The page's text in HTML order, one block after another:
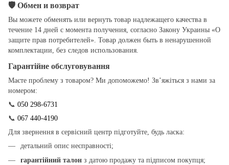
🛡 Обмен и возврат
Вы можете обменять или вернуть товар надлежащего качества в
течение 14 дней с момента получения, согласно Закону Украины «О
защите прав потребителей». Товар должен быть в ненарушенной
комплектации, без следов использования.
Гарантійне обслуговування
Маєте проблему з товаром? Ми допоможемо! Зв’яжіться з нами за
номером:
📞 050 298-6731
📞 067 440-4190
Для звернення в сервісний центр підготуйте, будь ласка:
детальний опис несправності;
гарантійний талон з датою продажу та підписом покупця;